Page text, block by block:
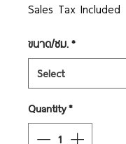
Price
Sales Tax Included
ขนาด/ซม.*
Quantity*